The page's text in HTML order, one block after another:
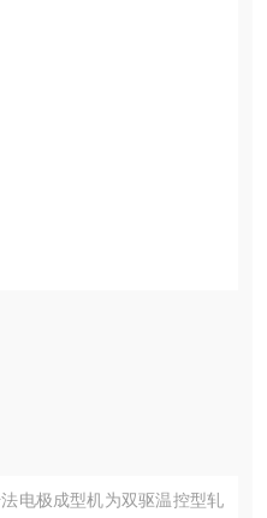
电极成型机为双驱温控型轧